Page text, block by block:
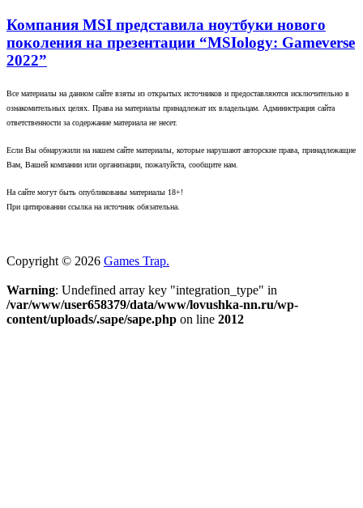
Компания MSI представила ноутбуки нового
поколения на презентации “MSIology: Gameverse
2022”
Все материалы на данном сайте взяты из открытых источников и предоставляются исключительно в
ознакомительных целях. Права на материалы принадлежат их владельцам. Администрация сайта
ответственности за содержание материала не несет.
Если Вы обнаружили на нашем сайте материалы, которые нарушают авторские права, принадлежащие
Вам, Вашей компании или организации, пожалуйста, сообщите нам.
На сайте могут быть опубликованы материалы 18+!
При цитировании ссылка на источник обязательна.
Copyright © 2026 Games Trap.
Warning: Undefined array key "integration_type" in
/var/www/user658379/data/www/lovushka-nn.ru/wp-
content/uploads/.sape/sape.php on line 2012